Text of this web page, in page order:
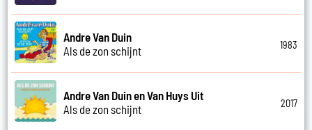
Andre Van Duin
Als de zon schijnt
1983
Andre Van Duin en Van Huys Uit
Als de zon schijnt
2017